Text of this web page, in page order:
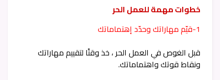
خطوات مهمة للعمل الحر
1-قيّم مهاراتك وحدّد إهتماماتك
قبل الغوص في العمل الحر ، خذ وقتًا لتقييم مهاراتك
ونقاط قوتك واهتماماتك.